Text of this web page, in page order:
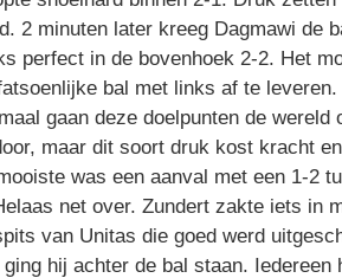
2 minuten later kreeg Dagmawi de
perfect in de bovenhoek 2-2. Het
bal met links af te
gaan deze doelpunten de wereld
maar dit soort druk kost kracht
was een aanval met een 1-2
net over. Zundert zakte iets in
van Unitas die goed werd
hij achter de bal staan.